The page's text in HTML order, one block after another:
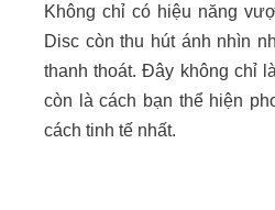
Không chỉ có hiệu năng
Disc còn thu hút ánh nhìn
thanh thoát. Đây không chỉ
còn là cách bạn thể hiện
cách tinh tế nhất.